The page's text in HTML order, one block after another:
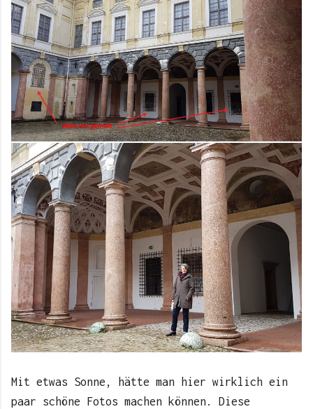
Mit etwas Sonne, hätte man hier wirklich ein
paar schöne Fotos machen können. Diese